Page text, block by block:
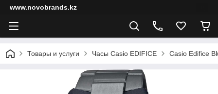
www.novobrands.kz
Товары и услуги Часы Casio EDIFICE Casio Edifice